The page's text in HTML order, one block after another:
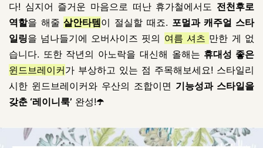
다! 심지어 즐거운 마음으로 떠난 휴가철에서도 전천후로
역할을 해줄 살안타템이 절실할 때죠. 포멀과 캐주얼 스타
일링을 넘나들기에 오버사이즈 핏의 여름 셔츠 만한 게 없
습니다. 또한 작년의 아노락을 대신해 올해는 휴대성 좋은
윈드브레이커가 부상하고 있는 점 주목해보세요! 스타일리
시한 윈드브레이커와 우산의 조합이면 기능성과 스타일을
갖춘 ‘레이니룩’ 완성!☂️